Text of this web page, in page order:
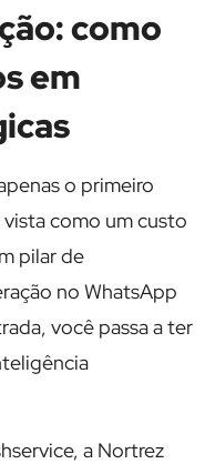
como
em
o primeiro
vista como um custo
pilar de
no WhatsApp
você passa a ter
a Nortrez